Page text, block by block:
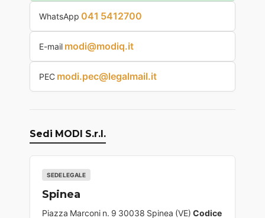
WhatsApp 041 5412700
E-mail modi@modiq.it
PEC modi.pec@legalmail.it
Sedi MODI S.r.l.
SEDE LEGALE
Spinea
Piazza Marconi n. 9 30038 Spinea (VE) Codice